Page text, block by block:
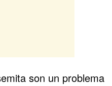
son un problema